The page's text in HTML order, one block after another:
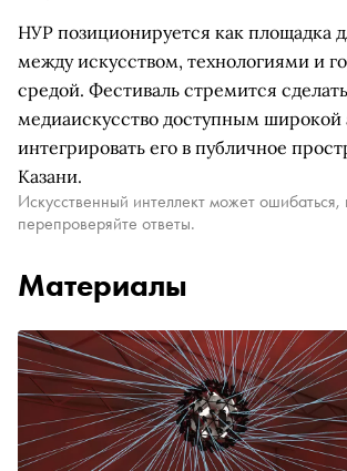
НУР позиционируется как площадка
между искусством, технологиями и
средой. Фестиваль стремится
медиаискусство доступным широкой
интегрировать его в публичное
Казани.
Искусственный интеллект может ошибаться,
перепроверяйте ответы.
Материалы